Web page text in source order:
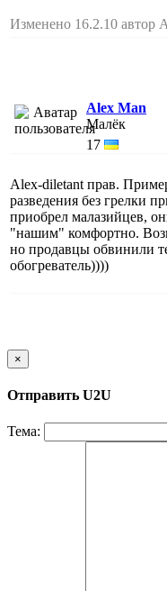
Изменено 16.2.10 автор
Alex Man
Малёк
17
Alex-diletant прав.
разведения без грелки
приобрел малазийцев,
"нашим" комфортно.
но продавцы обвинили
обогреватель))))
×
Отправить U2U
Тема: